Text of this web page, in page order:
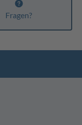
Fragen?